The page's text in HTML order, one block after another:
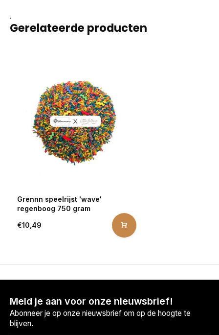
.
Gerelateerde producten
Grennn speelrijst 'wave'
regenboog 750 gram
€10,49
Meld je aan voor onze nieuwsbrief!
Abonneer je op onze nieuwsbrief om op de hoogte te
blijven.